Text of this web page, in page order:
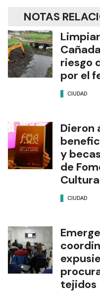
NOTAS
riesgo
por el
CIUDAD
Dieron
y
de
Cultura
CIUDAD
tejidos